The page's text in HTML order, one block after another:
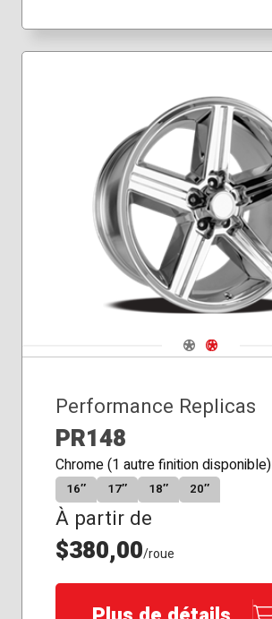
Navigate 1
Navigate 2
Performance Replicas
PR148
Chrome (1 autre finition disponible)
16″ 17″ 18″ 20″
À partir de
$380,00/roue